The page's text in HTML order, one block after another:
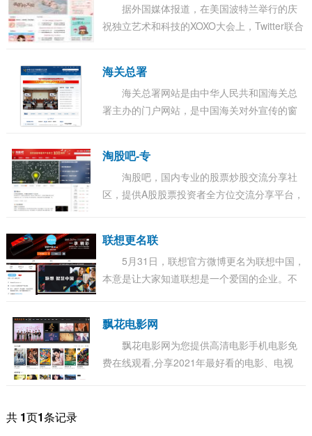
据外国媒体报道，在美国波特兰举行的庆
祝独立艺术和科技的XOXO大会上，Twitter联合
姆...
海关总署
海关总署网站是由中华人民共和国海关总
署主办的门户网站，是中国海关对外宣传的窗
流互...
淘股吧-专
淘股吧，国内专业的股票炒股交流分享社
区，提供A股股票投资者全方位交流分享平台，
股...
联想更名联
5月31日，联想官方微博更名为联想中国，
本意是让大家知道联想是一个爱国的企业。不
家...
飘花电影网
飘花电影网为您提供高清电影手机电影免
费在线观看,分享2021年最好看的电影、电视
共 1页1条记录